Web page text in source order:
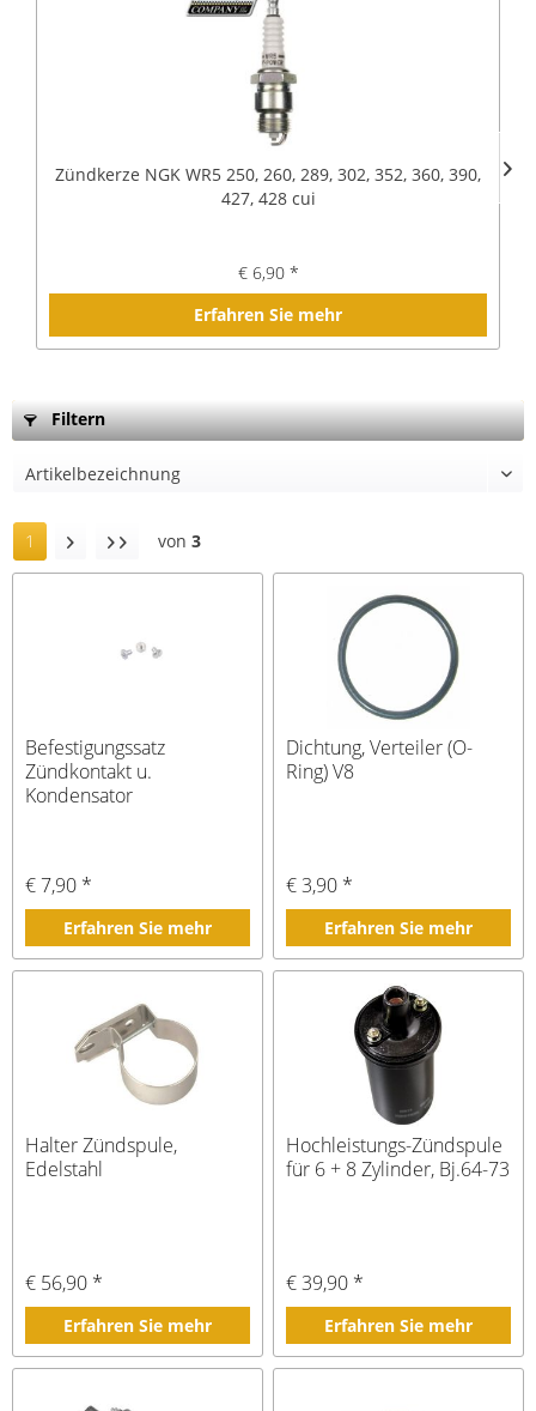
Zündkerze NGK WR5 250, 260, 289, 302, 352, 360, 390,
427, 428 cui
€ 6,90 *
Erfahren Sie mehr
Filtern
1 von 3
Befestigungssatz
Zündkontakt u.
Kondensator
€ 7,90 *
Erfahren Sie mehr
Dichtung, Verteiler (O-
Ring) V8
€ 3,90 *
Erfahren Sie mehr
Halter Zündspule,
Edelstahl
€ 56,90 *
Erfahren Sie mehr
Hochleistungs-Zündspule
für 6 + 8 Zylinder, Bj.64-73
€ 39,90 *
Erfahren Sie mehr